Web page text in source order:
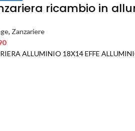
ricambio in
, Zanzariere
ALLUMINIO 18X14 EFFE